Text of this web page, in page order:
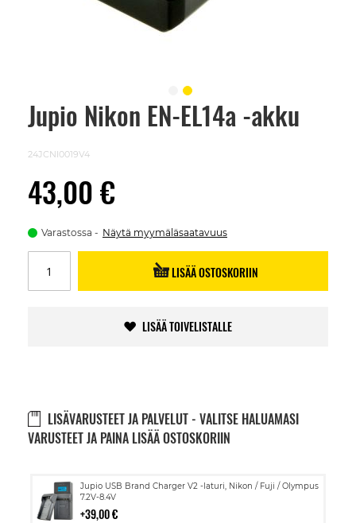
Jupio Nikon EN-EL14a -akku
24JCNI0019V4
43,00 €
Varastossa Näytä myymäläsaatavuus
LISÄÄ OSTOSKORIIN
LISÄÄ TOIVELISTALLE
LISÄVARUSTEET JA PALVELUT - VALITSE HALUAMASI
VARUSTEET JA PAINA LISÄÄ OSTOSKORIIN
Jupio USB Brand Charger V2 -laturi, Nikon / Fuji / Olympus
7.2V-8.4V
39,00 €
Lisää
ostoskoriin
Skip
images
gallery